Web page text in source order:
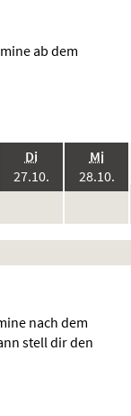
ab dem
Di.,
27.10. 2026:
Vorstellungen
Mi.,
28.10.
nach dem
stell dir den